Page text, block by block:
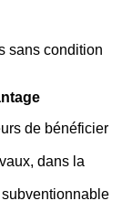
sans condition
de bénéficier
dans la
subventionnable